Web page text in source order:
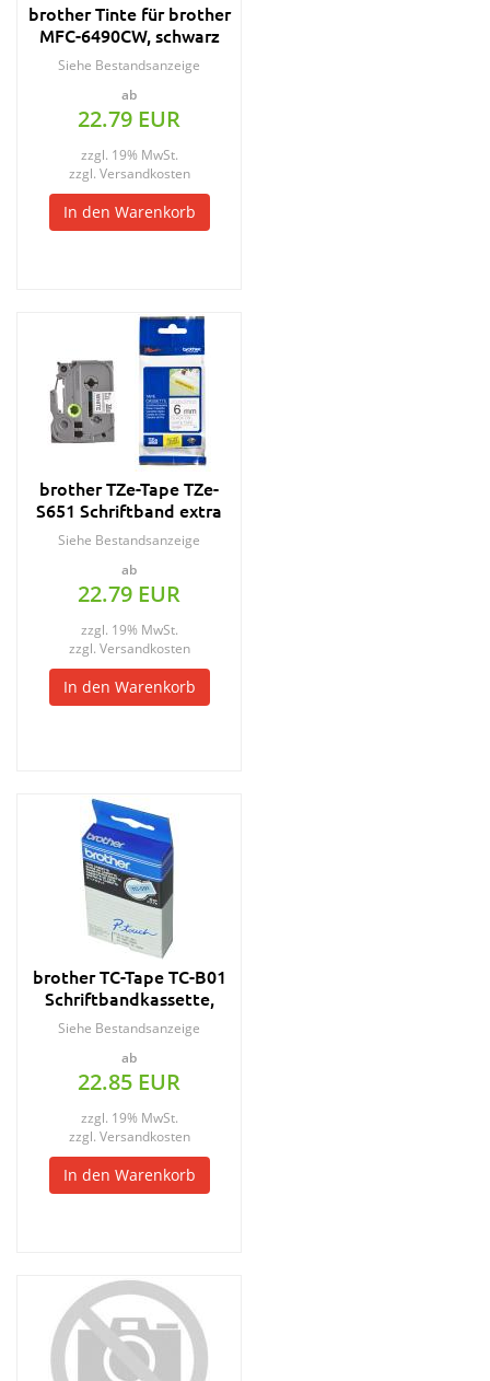
brother Tinte für brother
MFC-6490CW, schwarz
Siehe Bestandsanzeige
ab
22.79 EUR
zzgl. 19% MwSt.
zzgl. Versandkosten
In den Warenkorb
brother TZe-Tape TZe-
S651 Schriftband extra
stark,
Siehe Bestandsanzeige
ab
22.79 EUR
zzgl. 19% MwSt.
zzgl. Versandkosten
In den Warenkorb
brother TC-Tape TC-B01
Schriftbandkassette,
Bandbreite: 12mm
Siehe Bestandsanzeige
ab
22.85 EUR
zzgl. 19% MwSt.
zzgl. Versandkosten
In den Warenkorb